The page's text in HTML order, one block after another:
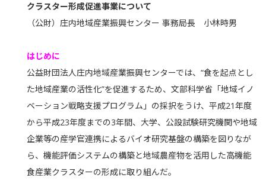
クラスター形成促進事業について
（公財）庄内地域産業振興センター 事務局長 小林時男
はじめに
公益財団法人庄内地域産業振興センターでは、“食を起点とし
た地域産業の活性化”を促進するため、文部科学省「地域イノ
ベーション戦略支援プログラム」の採択をうけ、平成21年度
から平成23年度までの3年間、大学、公設試験研究機関や地域
企業等の産学官連携によるバイオ研究基盤の構築を図りなが
ら、機能評価システムの構築と地域農産物を活用した高機能
食産業クラスターの形成に取り組んだ。